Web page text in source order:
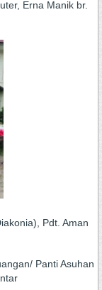
Erna Manik br.
Pdt. Aman
Panti Asuhan